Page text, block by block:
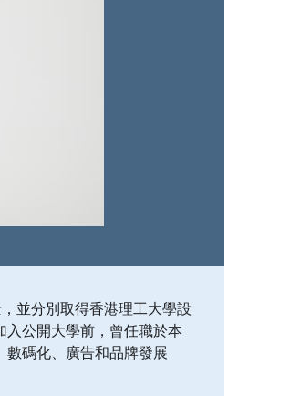
並分別取得香港理工大學設
公開大學前，曾任職於本
數碼化、廣告和品牌發展